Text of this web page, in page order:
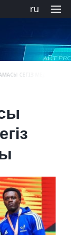
ru
СЕГІЗ МЕДАЛЬ